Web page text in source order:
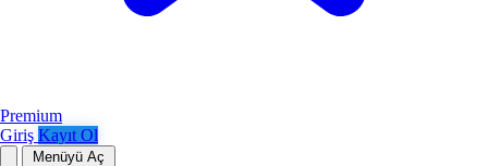
Premium
Giriş Kayıt Ol
Menüyü Aç